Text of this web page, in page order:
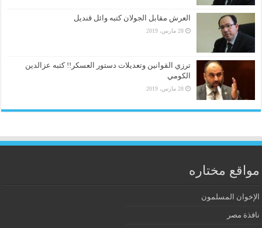
العرش مقابل الجولان كتبه وائل قنديل
28 مارس، 2019
ترزي القوانين وتعديلات دستور العسكر!! كتبه عزالدين
الكومي
28 مارس، 2019
مواقع مختاره
الإخوان المسلمون
نافذة مصر